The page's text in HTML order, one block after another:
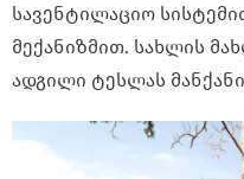
სავენტილაციო
მექანიზმით. სახლის
ადგილი ტესლას